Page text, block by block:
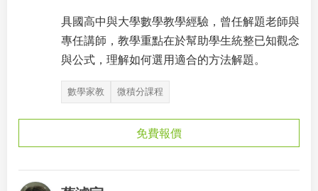
具國高中與大學數學教學經驗，曾任解題老師與
專任講師，教學重點在於幫助學生統整已知觀念
與公式，理解如何選用適合的方法解題。
數學家教 微積分課程
免費報價